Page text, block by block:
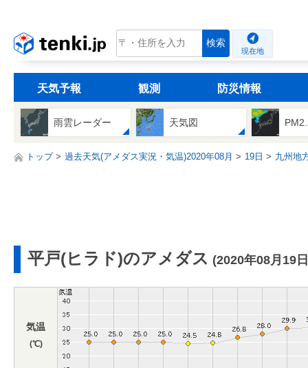
tenki.jp 検索
現在地
天気予報 観測 防災情報
雨雲レーダー 天気図
トップ 過去天気(アメダス実況・気温)2020年08月 19日 九州地
平戸(ヒラド)のアメダス (2020年08月19
気温
(℃)